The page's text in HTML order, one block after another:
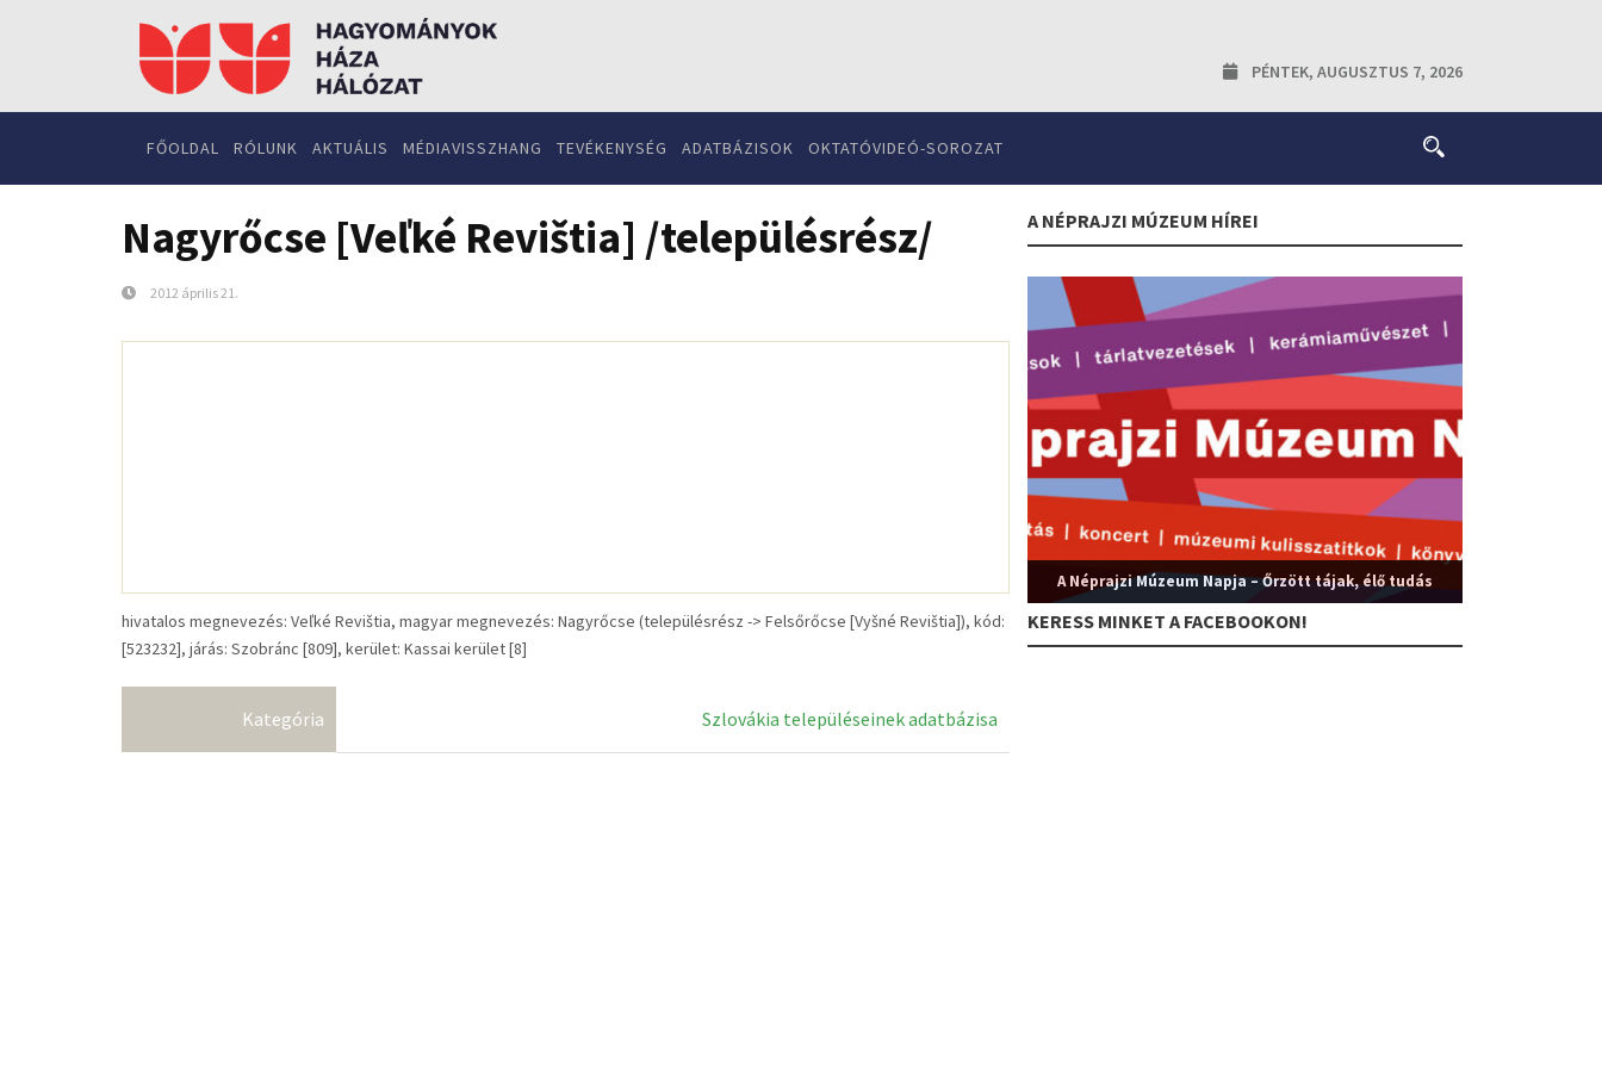
PÉNTEK, AUGUSZTUS 7, 2026
FŐOLDAL RÓLUNK AKTUÁLIS MÉDIAVISSZHANG TEVÉKENYSÉG ADATBÁZISOK OKTATÓVIDEÓ-SOROZAT
Nagyrőcse [Veľké Revištia] /településrész/
2012 április 21.
hivatalos megnevezés: Veľké Revištia, magyar megnevezés: Nagyrőcse (településrész -> Felsőrőcse [Vyšné Revištia]), kód:
[523232], járás: Szobránc [809], kerület: Kassai kerület [8]
Kategória Szlovákia településeinek adatbázisa
A NÉPRAJZI MÚZEUM HÍREI
A Néprajzi Múzeum Napja – Őrzött tájak, élő tudás
KERESS MINKET A FACEBOOKON!